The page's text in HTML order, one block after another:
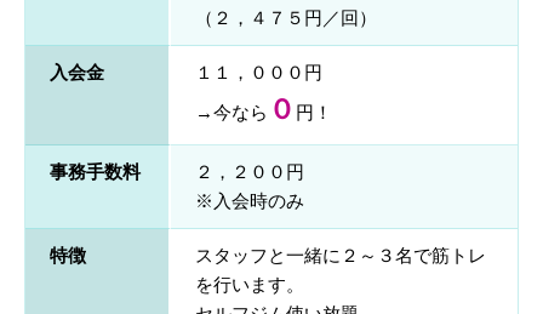
（２，４７５円／回）
入会金
１１，０００円
→今なら ０ 円！
事務手数料
２，２００円
※入会時のみ
特徴
スタッフと一緒に２～３名で筋トレ
を行います。